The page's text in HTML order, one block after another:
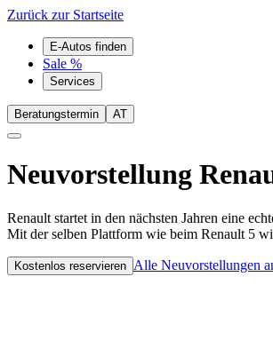
Zurück zur Startseite
E-Autos finden
Sale %
Services
Beratungstermin AT
Neuvorstellung
Renault startet in den nächsten Jahren eine
Mit der selben Plattform wie beim Renault 5
Kostenlos reservieren Alle Neuvorstellungen